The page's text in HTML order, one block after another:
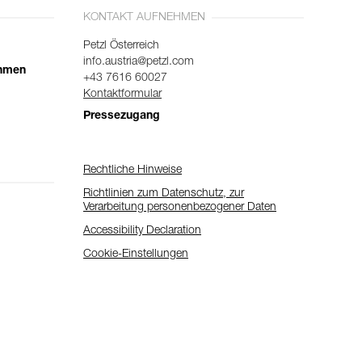
KONTAKT AUFNEHMEN
Petzl Österreich
info.austria@petzl.com
+43 7616 60027
Kontaktformular
Pressezugang
Rechtliche Hinweise
Richtlinien zum Datenschutz, zur
Verarbeitung personenbezogener Daten
Accessibility Declaration
Cookie-Einstellungen